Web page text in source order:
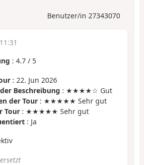
Benutzer/in 27343070
: 4.7 / 5
: 22. Jun 2026
Beschreibung : ★★★★☆ Gut
der Tour : ★★★★★ Sehr gut
Tour : ★★★★★ Sehr gut
: Ja